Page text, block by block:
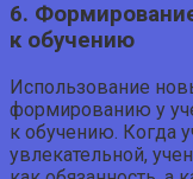
6.
к обучению
Использование
формированию у
к обучению. Когда
увлекательной,